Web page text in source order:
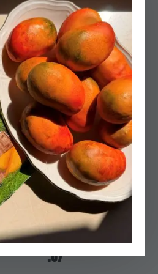
03.
נוציא את
04.
נוסיף פנימה
05.
נוסיף את
06.
נחכה לבעבוע,
07.